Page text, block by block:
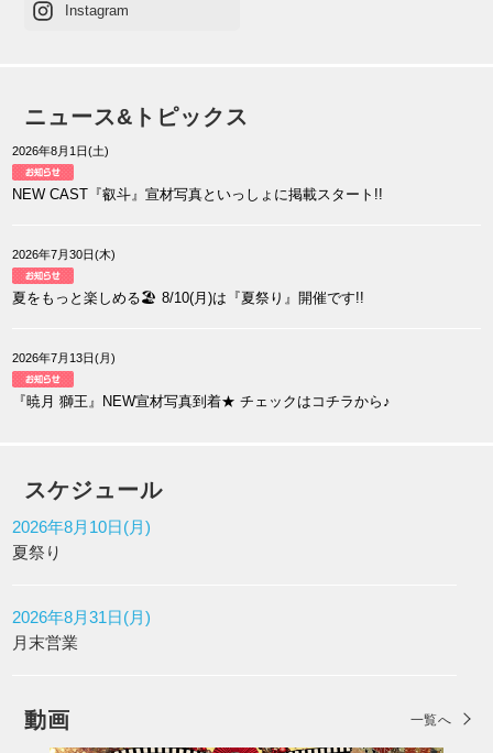
Instagram
ニュース&トピックス
2026年8月1日(土)
NEW CAST『叡斗』宣材写真といっしょに掲載スタート!!
2026年7月30日(木)
夏をもっと楽しめる🏖️ 8/10(月)は『夏祭り』開催です!!
2026年7月13日(月)
『暁月 獅王』NEW宣材写真到着★ チェックはコチラから♪
スケジュール
2026年8月10日(月)
夏祭り
2026年8月31日(月)
月末営業
動画 一覧へ